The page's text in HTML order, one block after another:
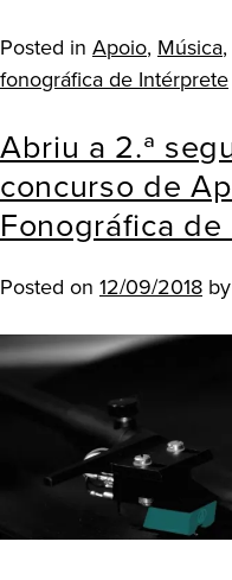
Posted in Apoio, Música,
fonográfica de Intérprete
Abriu a 2.ª
concurso de
Fonográfica
Posted on 12/09/2018 by